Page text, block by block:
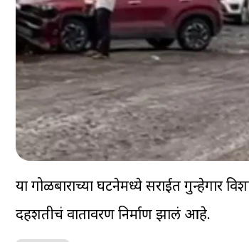
या गोळीबाराच्या घटनेमध्ये सराईत गुन्हेगार
दहशतीचं वातावरण निर्माण झालं आहे.